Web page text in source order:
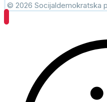
© 2026 Socijaldemokratska